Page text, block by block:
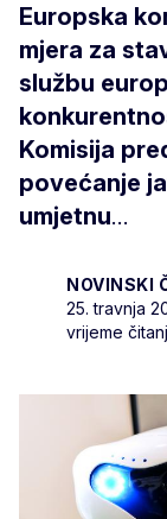
Europska
mjera za
službu
Komisija
povećanje
umjetnu...
NOVINSKI
25. travnja
vrijeme